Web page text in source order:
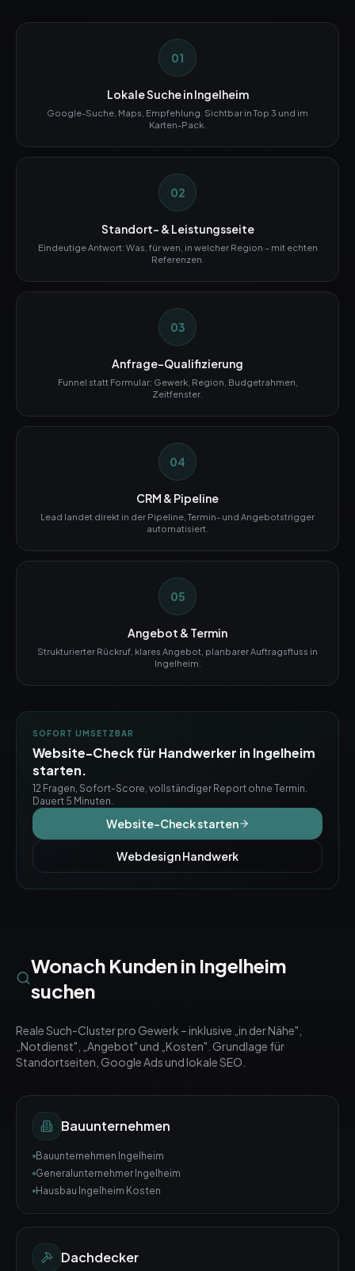
01
Lokale Suche in Ingelheim
Google-Suche, Maps, Empfehlung. Sichtbar in Top 3 und im
Karten-Pack.
02
Standort- & Leistungsseite
Eindeutige Antwort: Was, für wen, in welcher Region – mit echten
Referenzen.
03
Anfrage-Qualifizierung
Funnel statt Formular: Gewerk, Region, Budgetrahmen,
Zeitfenster.
04
CRM & Pipeline
Lead landet direkt in der Pipeline, Termin- und Angebotstrigger
automatisiert.
05
Angebot & Termin
Strukturierter Rückruf, klares Angebot, planbarer Auftragsfluss in
Ingelheim.
SOFORT UMSETZBAR
Website-Check für Handwerker in Ingelheim
starten.
12 Fragen, Sofort-Score, vollständiger Report ohne Termin.
Dauert 5 Minuten.
Website-Check starten
Webdesign Handwerk
Wonach Kunden in Ingelheim
suchen
Reale Such-Cluster pro Gewerk – inklusive „in der Nähe",
„Notdienst", „Angebot" und „Kosten". Grundlage für
Standortseiten, Google Ads und lokale SEO.
Bauunternehmen
Bauunternehmen Ingelheim
Generalunternehmer Ingelheim
Hausbau Ingelheim Kosten
Dachdecker